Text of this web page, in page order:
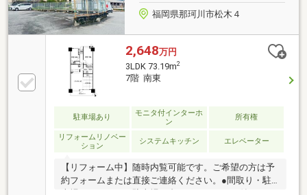
福岡県那珂川市松木４
2,648万円
3LDK 73.19m2
7階 南東
駐車場あり
モニタ付インターホ
ン
所有権
リフォームリノベー
ション
システムキッチン エレベーター
【リフォーム中】随時内覧可能です。ご希望の方は予
約フォームまたは直接ご連絡ください。●間取り・駐